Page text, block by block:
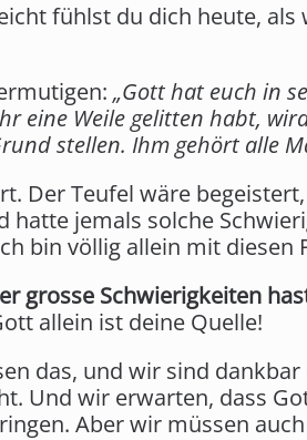
fühlst du dich heute,
„Gott hat euch in
eine Weile gelitten habt,
stellen. Ihm gehört alle
Der Teufel wäre
hatte jemals solche
bin völlig allein mit diesen
grosse Schwierigkeiten
allein ist deine Quelle!
das, und wir sind
Und wir erwarten, dass
Aber wir müssen